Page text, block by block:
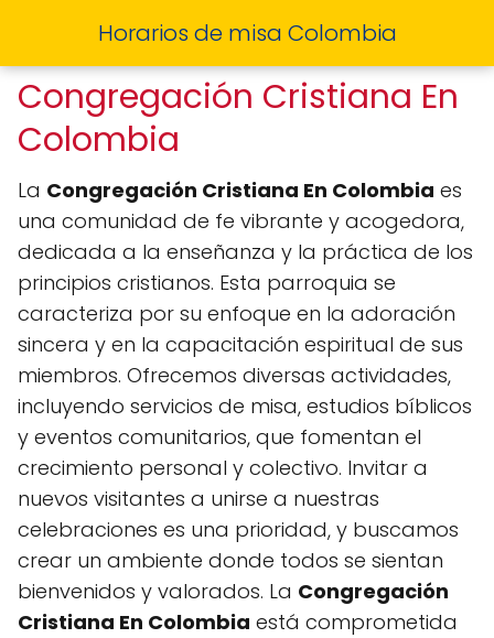
Horarios de misa Colombia
Congregación Cristiana En
Colombia
La Congregación Cristiana En Colombia es
una comunidad de fe vibrante y acogedora,
dedicada a la enseñanza y la práctica de los
principios cristianos. Esta parroquia se
caracteriza por su enfoque en la adoración
sincera y en la capacitación espiritual de sus
miembros. Ofrecemos diversas actividades,
incluyendo servicios de misa, estudios bíblicos
y eventos comunitarios, que fomentan el
crecimiento personal y colectivo. Invitar a
nuevos visitantes a unirse a nuestras
celebraciones es una prioridad, y buscamos
crear un ambiente donde todos se sientan
bienvenidos y valorados. La Congregación
Cristiana En Colombia está comprometida